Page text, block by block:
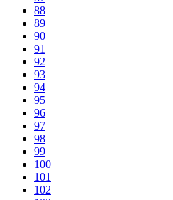
88
89
90
91
92
93
94
95
96
97
98
99
100
101
102